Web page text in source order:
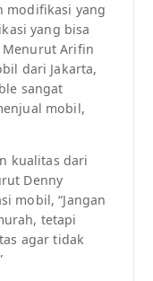
modifikasi yang
yang bisa
Arifin
dari Jakarta,
sangat
mobil,
kualitas dari
Denny
mobil, “Jangan
tetapi
agar tidak